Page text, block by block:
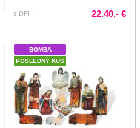
s DPH 22.40,- €
BOMBA
POSLEDNÝ KUS